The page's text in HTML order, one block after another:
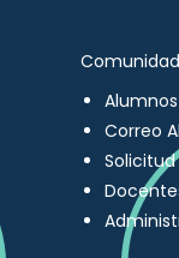
Alumnos
Correo